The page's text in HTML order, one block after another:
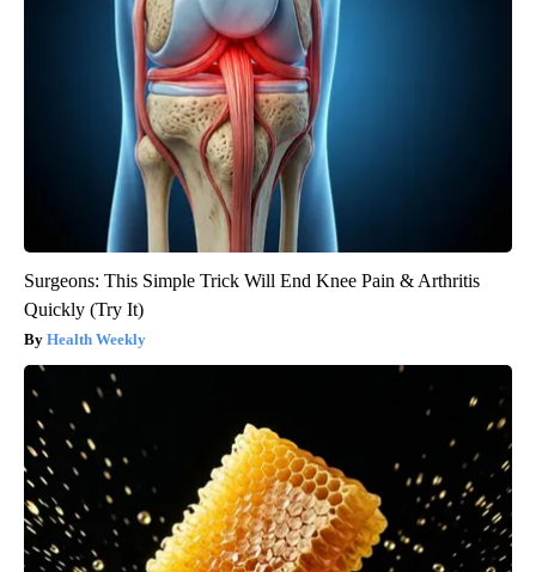
Surgeons: This Simple Trick Will End Knee Pain & Arthritis
Quickly (Try It)
Health Weekly